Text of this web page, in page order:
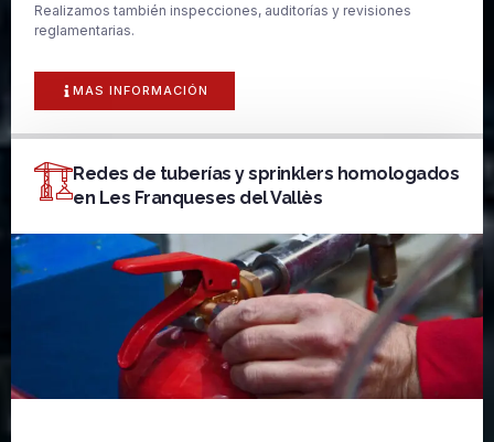
Realizamos también inspecciones, auditorías y revisiones
reglamentarias.
MAS INFORMACIÓN
Redes de tuberías y sprinklers homologados
en Les Franqueses del Vallès